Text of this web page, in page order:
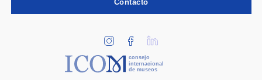
Contacto
consejo
internacional
de museos